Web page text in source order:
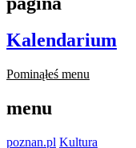
Kalendarium
Pominąłeś menu
menu
poznan.pl Kultura